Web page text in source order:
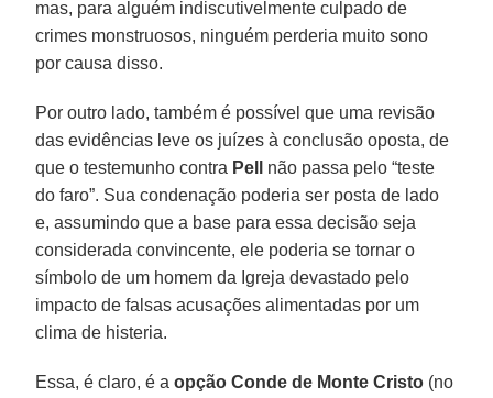
mas, para alguém indiscutivelmente culpado de
crimes monstruosos, ninguém perderia muito sono
por causa disso.
Por outro lado, também é possível que uma revisão
das evidências leve os juízes à conclusão oposta, de
que o testemunho contra Pell
não passa pelo “teste
do faro”. Sua condenação poderia ser posta de lado
e, assumindo que a base para essa decisão seja
considerada convincente, ele poderia se tornar o
símbolo de um homem da Igreja devastado pelo
impacto de falsas acusações alimentadas por um
clima de histeria.
Essa, é claro, é aopção Conde de Monte Cristo (no